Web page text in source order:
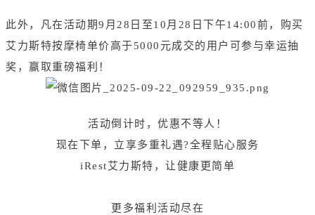
此外，凡在活动期9月28日至10月28日下午14:00前，购买
艾力斯特按摩椅单价高于5000元成交的用户可参与幸运抽
奖，赢取重磅福利！
活动倒计时，优惠不等人！
现在下单，立享多重礼遇?全程贴心服务
iRest艾力斯特，让健康更简单
更多福利活动尽在